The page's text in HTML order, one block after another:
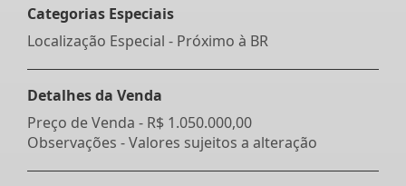
Categorias Especiais
Localização Especial - Próximo à BR
Detalhes da Venda
Preço de Venda - R$ 1.050.000,00
Observações - Valores sujeitos a alteração